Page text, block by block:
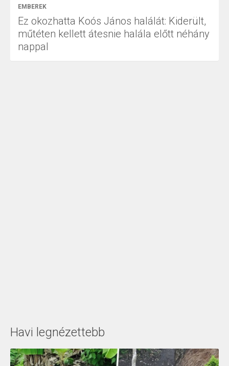
EMBEREK
Ez okozhatta Koós János halálát: Kiderült,
műtéten kellett átesnie halála előtt néhány
nappal
Havi legnézettebb